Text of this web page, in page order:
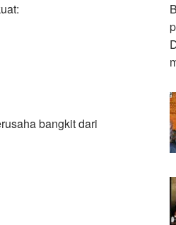
bangkit dari